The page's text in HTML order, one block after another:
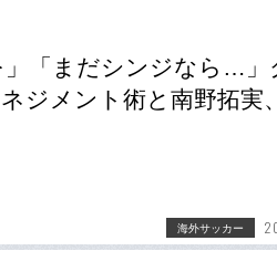
」「まだシンジなら…」
ジメント術と南野拓実
海外サッカー